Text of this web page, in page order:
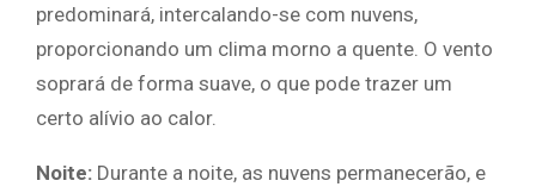
predominará, intercalando-se com nuvens,
proporcionando um clima morno a quente. O vento
soprará de forma suave, o que pode trazer um
certo alívio ao calor.
Noite: Durante a noite, as nuvens permanecerão, e